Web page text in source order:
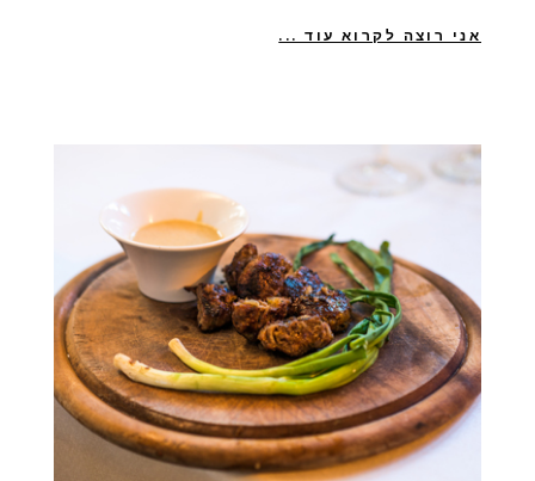
אני רוצה לקרוא עוד ...